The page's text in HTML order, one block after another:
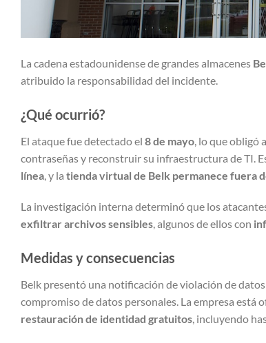
La cadena estadounidense de grandes almacenes
atribuido la responsabilidad del incidente.
¿Qué ocurrió?
El ataque fue detectado el 8 de mayo , lo que
contraseñas y reconstruir su infraestructura de TI.
línea , y la tienda virtual de Belk permanece fuera
La investigación interna determinó que los
exfiltrar archivos sensibles, algunos de ellos con
Medidas y consecuencias
Belk presentó una notificación de violación de
compromiso de datos personales. La empresa está
restauración de identidad gratuitos, incluyendo